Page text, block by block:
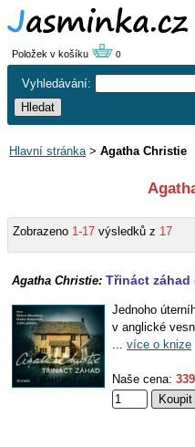
Položek v košíku 0
Vyhledávání:
Hlavní stránka> Agatha Christie
Zobrazeno 1-17 výsledků z 17
Agatha Christie: Třináct
Jednoho
v anglické
... více o knize
Naše cena: